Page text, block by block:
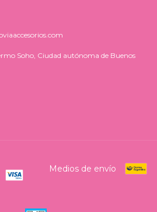
Soho, Ciudad autónoma de Buenos
Medios de envío